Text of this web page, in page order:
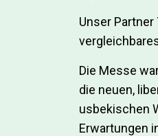
Unser
Die Messe
die neuen,
usbekischen
Erwartungen